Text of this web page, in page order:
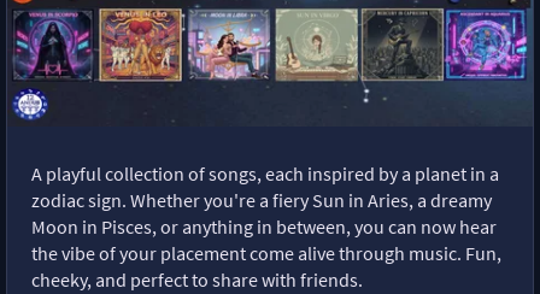
A playful collection of songs, each inspired by a planet in a
zodiac sign. Whether you're a fiery Sun in Aries, a dreamy
Moon in Pisces, or anything in between, you can now hear
the vibe of your placement come alive through music. Fun,
cheeky, and perfect to share with friends.